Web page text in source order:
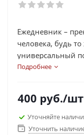
Ежедневник –
человека, будь
универсальный
использовать
ведь в нем можно
забывать о них.
Оригинальный
Подробнее
400 руб./шт
Уточняйте
Уточнить